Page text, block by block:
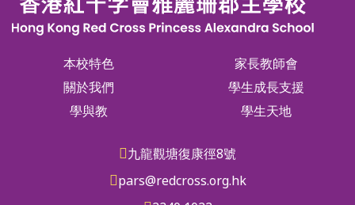
本校特色
關於我們
學與教
家長教師會
學生成長支援
學生天地
九龍觀塘復康徑8號
pars@redcross.org.hk